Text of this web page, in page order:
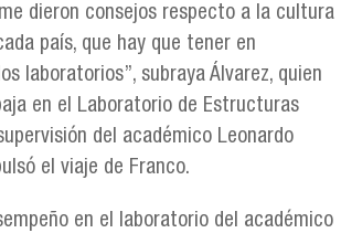
dieron consejos respecto a la cultura
país, que hay que tener en
laboratorios”, subraya Álvarez, quien
en el Laboratorio de Estructuras
del académico Leonardo
el viaje de Franco.
en el laboratorio del académico